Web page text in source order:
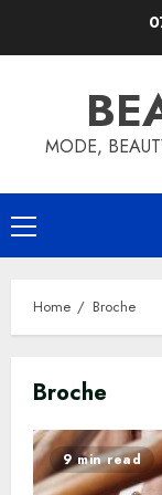
MODE,
Primary
Menu
Home Broche
Broche
9 min read